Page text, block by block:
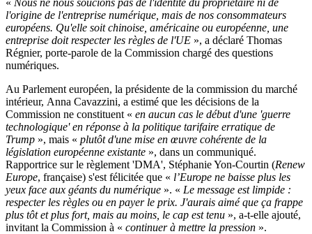
« Nous ne nous soucions pas de l'identité du propriétaire ni de
l'origine de l'entreprise numérique, mais de nos consommateurs
européens. Qu'elle soit chinoise, américaine ou européenne, une
entreprise doit respecter les règles de l'UE », a déclaré Thomas
Régnier, porte-parole de la Commission chargé des questions
numériques.
Au Parlement européen, la présidente de la commission du marché
intérieur, Anna Cavazzini, a estimé que les décisions de la
Commission ne constituent « en aucun cas le début d'une 'guerre
technologique' en réponse à la politique tarifaire erratique de
Trump », mais « plutôt d'une mise en œuvre cohérente de la
législation européenne existante », dans un communiqué.
Rapportrice sur le règlement 'DMA', Stéphanie Yon-Courtin (Renew
Europe, française) s'est félicitée que « l’Europe ne baisse plus les
yeux face aux géants du numérique ». « Le message est limpide :
respecter les règles ou en payer le prix. J'aurais aimé que ça frappe
plus tôt et plus fort, mais au moins, le cap est tenu », a-t-elle ajouté,
invitant la Commission à « continuer à mettre la pression ».